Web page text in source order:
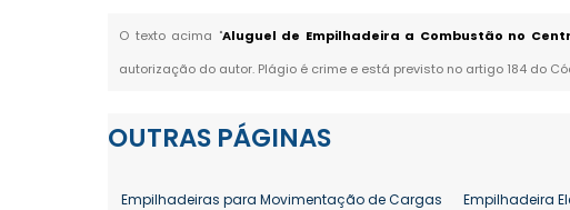
O texto acima "Aluguel de Empilhadeira a Combustão no
autorização do autor. Plágio é crime e está previsto no artigo 184 do
OUTRAS PÁGINAS
Empilhadeiras para Movimentação de Cargas Empilhadeira